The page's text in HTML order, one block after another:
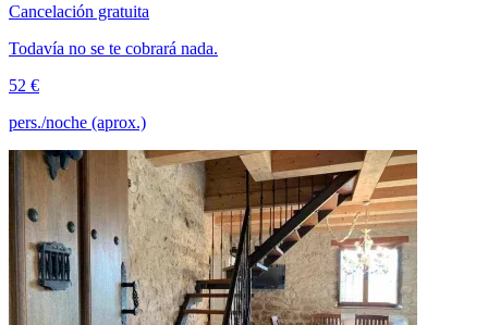
Cancelación gratuita
Todavía no se te cobrará nada.
52 €
pers./noche (aprox.)